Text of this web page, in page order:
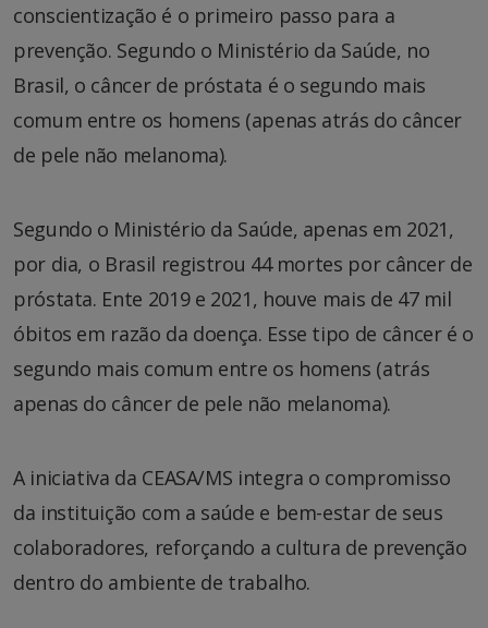
conscientização é o primeiro passo para a
prevenção. Segundo o Ministério da Saúde, no
Brasil, o câncer de próstata é o segundo mais
comum entre os homens (apenas atrás do câncer
de pele não melanoma).
Segundo o Ministério da Saúde, apenas em 2021,
por dia, o Brasil registrou 44 mortes por câncer de
próstata. Ente 2019 e 2021, houve mais de 47 mil
óbitos em razão da doença. Esse tipo de câncer é o
segundo mais comum entre os homens (atrás
apenas do câncer de pele não melanoma).
A iniciativa da CEASA/MS integra o compromisso
da instituição com a saúde e bem-estar de seus
colaboradores, reforçando a cultura de prevenção
dentro do ambiente de trabalho.